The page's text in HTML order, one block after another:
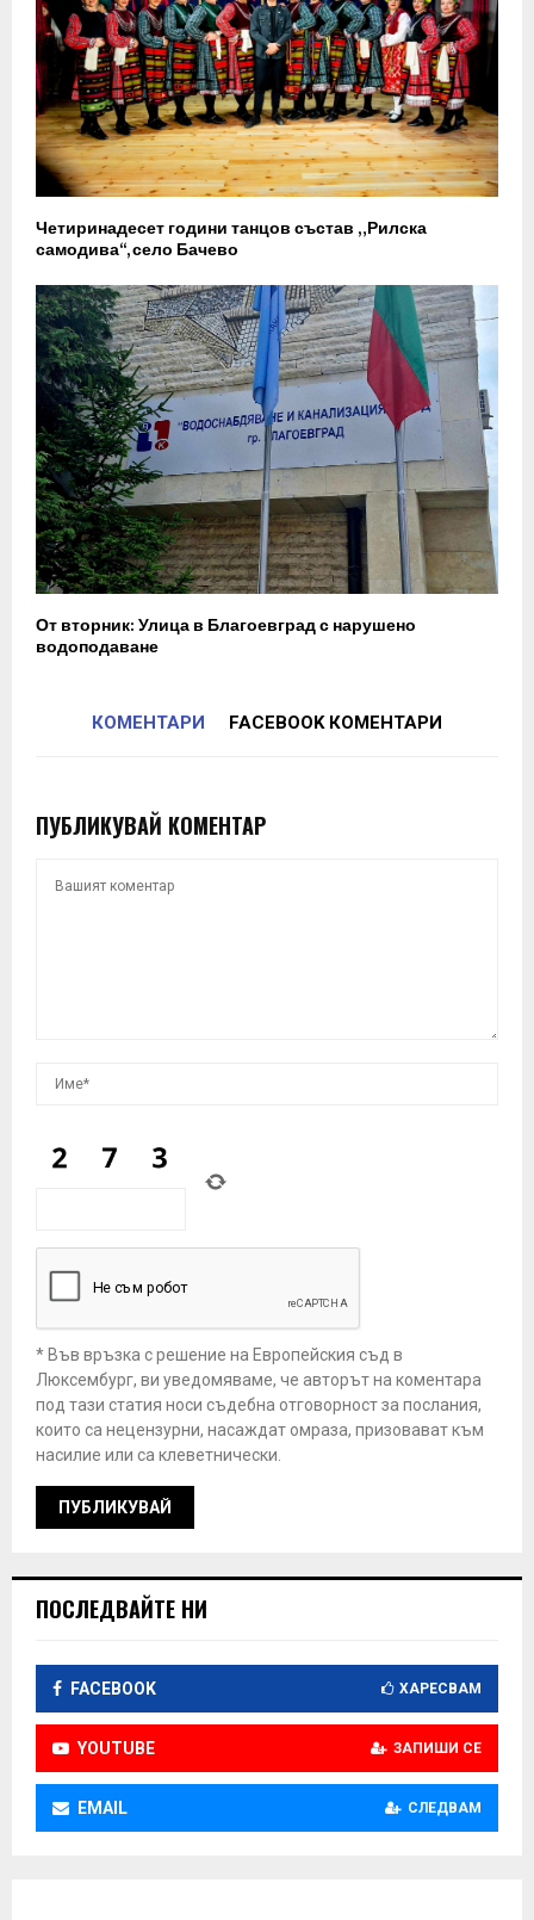
Четиринадесет години танцов състав „Рилска
самодива“, село Бачево
От вторник: Улица в Благоевград с нарушено
водоподаване
КОМЕНТАРИ FACEBOOK КОМЕНТАРИ
ПУБЛИКУВАЙ КОМЕНТАР
* Във връзка с решение на Европейския съд в
Люксембург, ви уведомяваме, че авторът на коментара
под тази статия носи съдебна отговорност за послания,
които са нецензурни, насаждат омраза, призовават към
насилие или са клеветнически.
ПОСЛЕДВАЙТЕ НИ
FACEBOOK ХАРЕСВАМ
YOUTUBE ЗАПИШИ СЕ
EMAIL СЛЕДВАМ